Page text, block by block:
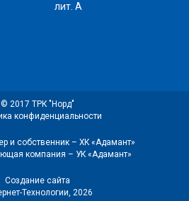
лит. А
© 2017 ТРК "Норд"
конфиденциальности
и собственник – ХК «Адамант»
компания – УК «Адамант»
Создание сайта
Технологии, 2026